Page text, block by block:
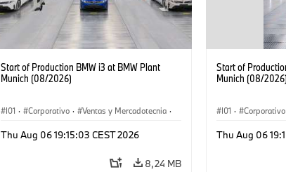
Start of Production BMW i3 at BMW Plant
Munich (08/2026)
I01 · Corporativo · Ventas y Mercadotecnia ·
Thu Aug 06 19:15:03 CEST 2026
8,24 MB
Start of
Munich (08/2026)
I01 · Corporativo
Thu Aug 06